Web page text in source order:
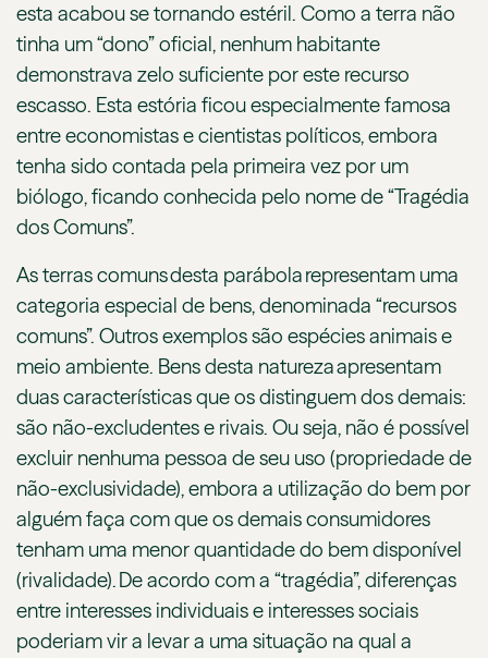
esta acabou se tornando estéril. Como a terra não
tinha um “dono” oficial, nenhum habitante
demonstrava zelo suficiente por este recurso
escasso. Esta estória ficou especialmente famosa
entre economistas e cientistas políticos, embora
tenha sido contada pela primeira vez por um
biólogo, ficando conhecida pelo nome de “Tragédia
dos Comuns”.
As terras comuns desta parábola representam uma
categoria especial de bens, denominada “recursos
comuns”. Outros exemplos são espécies animais e
meio ambiente. Bens desta natureza apresentam
duas características que os distinguem dos demais:
são não-excludentes e rivais. Ou seja, não é possível
excluir nenhuma pessoa de seu uso (propriedade de
não-exclusividade), embora a utilização do bem por
alguém faça com que os demais consumidores
tenham uma menor quantidade do bem disponível
(rivalidade). De acordo com a “tragédia”, diferenças
entre interesses individuais e interesses sociais
poderiam vir a levar a uma situação na qual a